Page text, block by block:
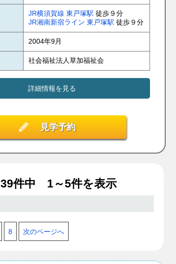
JR横須賀線 東戸塚駅 徒歩９分
JR湘南新宿ライン 東戸塚駅 徒歩９分
2004年9月
社会福祉法人草加福祉会
詳細情報を見る
見学予約
39件中 1～5件を表示
8 次のページへ